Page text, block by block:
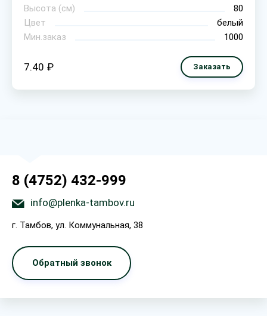
Высота (см)
80
Цвет
белый
Мин.заказ
1000
7.40 ₽ Заказать
8 (4752) 432-999
info@plenka-tambov.ru
г. Тамбов, ул. Коммунальная, 38
Обратный звонок